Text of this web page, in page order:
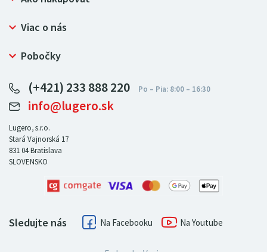
Prečo nakupovať u LUGERO
Ochrana osobných údajov
Viac o nás
Bezpečný nákup
Certifikát NATUR-PACK
Pre predajcov
Pobočky
LUGERO Nemecko
LUGERO Česká republika
LUGERO Maďarsko
LUGERO Rakousko
(+421) 233 888 220
info@lugero.sk
Lugero, s.r.o.
Stará Vajnorská 17
831 04Bratislava
SLOVENSKO
Sledujte nás Facebook Youtube